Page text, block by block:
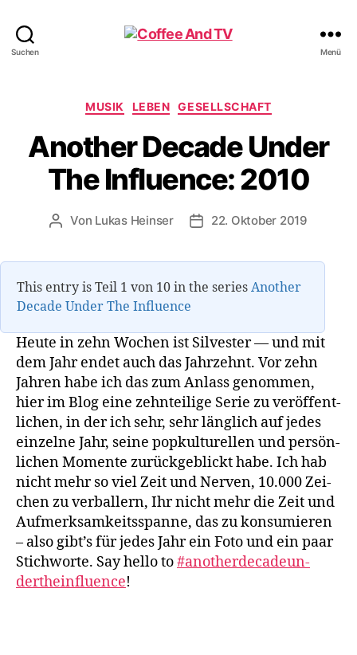
Suchen Menü
Kategorien
MUSIK LEBEN GESELLSCHAFT
Another Decade Under
The Influence: 2010
Beitragsautor
Von Lukas Heinser Veröffentlichungsdatum
22. Oktober 2019
This ent­ry is Teil 1 von 10 in the series Ano­ther
Deca­de Under The Influence
Heu­te in zehn Wochen ist Sil­ves­ter — und mit
dem Jahr endet auch das Jahr­zehnt. Vor zehn
Jah­ren habe ich das zum Anlass genom­men,
hier im Blog eine zehn­tei­li­ge Serie zu ver­öf­fent­
li­chen, in der ich sehr, sehr läng­lich auf jedes
ein­zel­ne Jahr, sei­ne pop­kul­tu­rel­len und per­sön­
li­chen Momen­te zurück­ge­blickt habe. Ich hab
nicht mehr so viel Zeit und Ner­ven, 10.000 Zei­
chen zu ver­bal­lern, Ihr nicht mehr die Zeit und
Auf­merk­sam­keits­span­ne, das zu kon­su­mie­ren
– also gibt’s für jedes Jahr ein Foto und ein paar
Stich­wor­te. Say hel­lo to#ano­ther­de­ca­de­un­
dertheinfluence!